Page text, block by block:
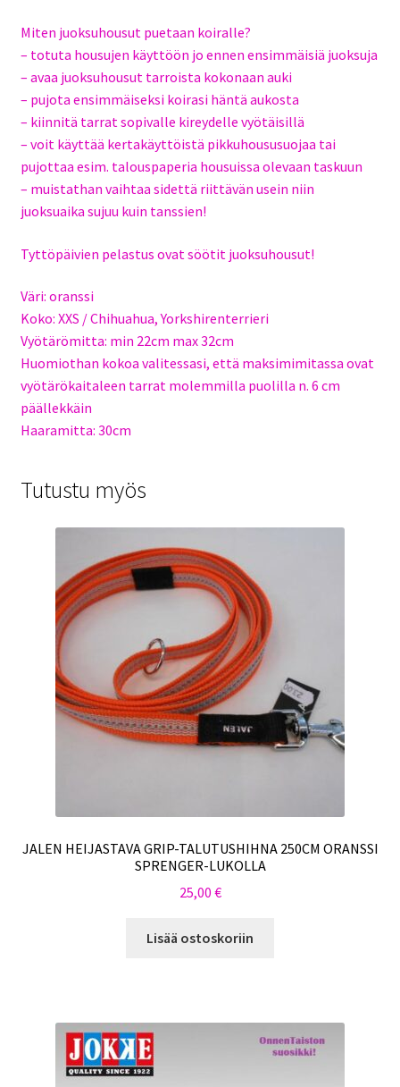
Miten juoksuhousut puetaan koiralle?
– totuta housujen käyttöön jo ennen ensimmäisiä juoksuja
– avaa juoksuhousut tarroista kokonaan auki
– pujota ensimmäiseksi koirasi häntä aukosta
– kiinnitä tarrat sopivalle kireydelle vyötäisillä
– voit käyttää kertakäyttöistä pikkuhoususuojaa tai
pujottaa esim. talouspaperia housuissa olevaan taskuun
– muistathan vaihtaa sidettä riittävän usein niin
juoksuaika sujuu kuin tanssien!
Tyttöpäivien pelastus ovat söötit juoksuhousut!
Väri: oranssi
Koko: XXS / Chihuahua, Yorkshirenterrieri
Vyötärömitta: min 22cm max 32cm
Huomiothan kokoa valitessasi, että maksimimitassa ovat
vyötärökaitaleen tarrat molemmilla puolilla n. 6 cm
päällekkäin
Haaramitta: 30cm
Tutustu myös
JALEN HEIJASTAVA GRIP-TALUTUSHIHNA 250CM ORANSSI
SPRENGER-LUKOLLA
25,00 €
Lisää ostoskoriin